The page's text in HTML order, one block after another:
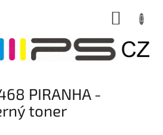
PIRANHA -
toner